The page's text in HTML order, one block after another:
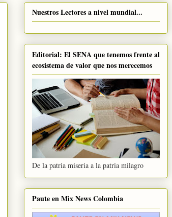
Nuestros Lectores a nivel mundial...
Editorial: El SENA que tenemos frente al
ecosistema de valor que nos merecemos
De la patria miseria a la patria milagro
Paute en Mix News Colombia